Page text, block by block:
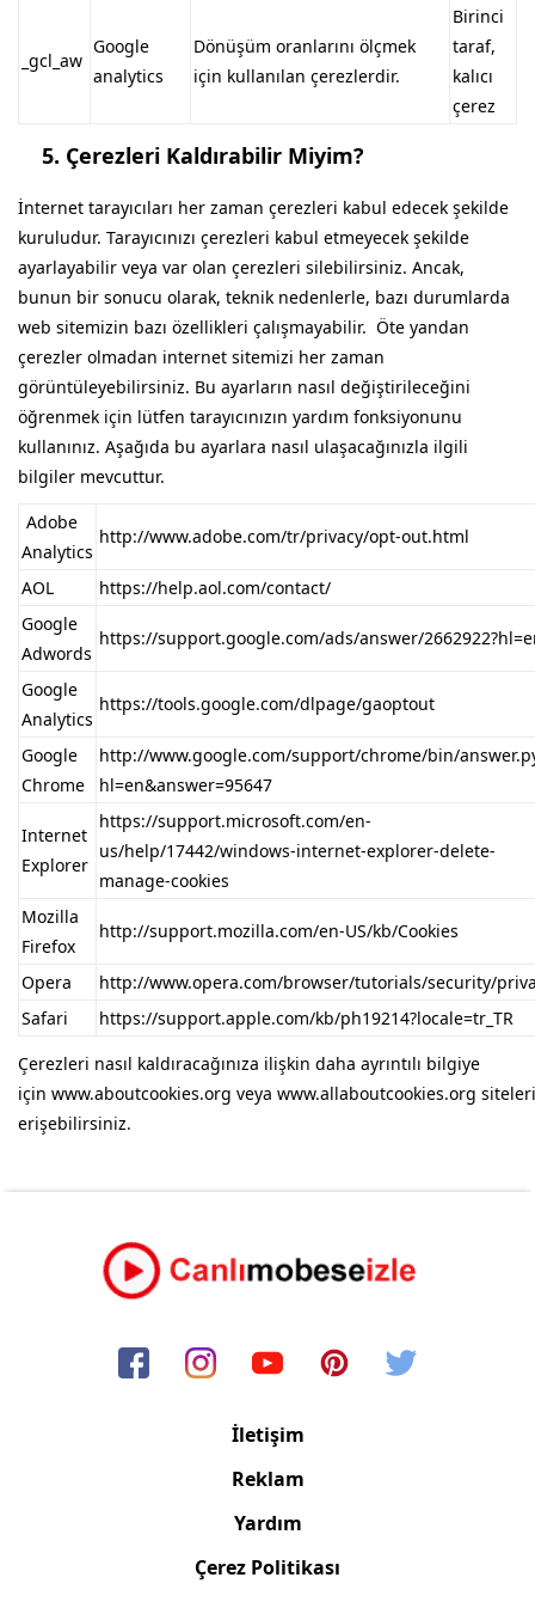
_gcl_aw
Google
analytics
Dönüşüm oranlarını ölçmek
için kullanılan çerezlerdir.
Birinci
taraf,
kalıcı
çerez
5. Çerezleri Kaldırabilir Miyim?
İnternet tarayıcıları her zaman çerezleri kabul edecek şekilde
kuruludur. Tarayıcınızı çerezleri kabul etmeyecek şekilde
ayarlayabilir veya var olan çerezleri silebilirsiniz. Ancak,
bunun bir sonucu olarak, teknik nedenlerle, bazı durumlarda
web sitemizin bazı özellikleri çalışmayabilir. Öte yandan
çerezler olmadan internet sitemizi her zaman
görüntüleyebilirsiniz. Bu ayarların nasıl değiştirileceğini
öğrenmek için lütfen tarayıcınızın yardım fonksiyonunu
kullanınız. Aşağıda bu ayarlara nasıl ulaşacağınızla ilgili
bilgiler mevcuttur.
Adobe
Analytics
http://www.adobe.com/tr/privacy/opt-out.html
AOL
https://help.aol.com/contact/
Google
Adwords
https://support.google.com/ads/answer/
Google
Analytics
https://tools.google.com/dlpage/gaoptout
Google
Chrome
http://www.google.com/support/chrome/bin/
hl=en&answer=95647
Internet
Explorer
https://support.microsoft.com/en-
us/help/17442/windows-internet-explorer-delete-
manage-cookies
Mozilla
Firefox
http://support.mozilla.com/en-US/kb/Cookies
Opera
http://www.opera.com/browser/tutorials/security/
Safari
https://support.apple.com/kb/ph19214?locale=tr_TR
Çerezleri nasıl kaldıracağınıza ilişkin daha ayrıntılı bilgiye
için www.aboutcookies.org veya www.allaboutcookies.org
erişebilirsiniz.
İletişim
Reklam
Yardım
Çerez Politikası